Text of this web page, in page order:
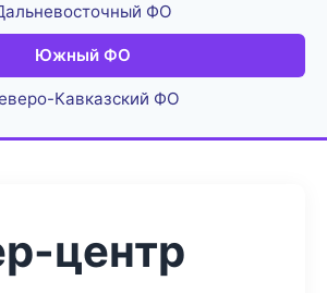
ФО
Южный ФО
Кавказский ФО
центр